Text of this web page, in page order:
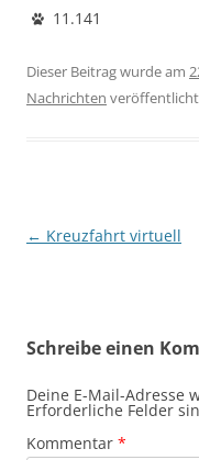
11.141
Dieser Beitrag wurde am
Nachrichten
Beitragsnavigation
← Kreuzfahrt virtuell
Schreibe einen
Deine E-Mail-Adresse
Erforderliche Felder
Kommentar *